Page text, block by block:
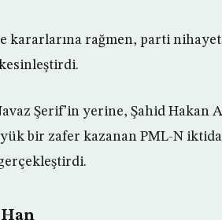
kararlarına rağmen, parti
kesinleştirdi.
Şerif’in yerine, Şahid Hakan
bir zafer kazanan PML-N